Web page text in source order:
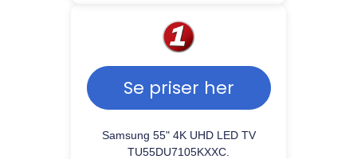
Se priser her
Samsung 55" 4K UHD LED TV
TU55DU7105KXXC.